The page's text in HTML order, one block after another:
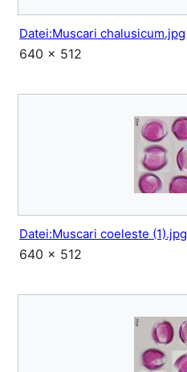
Datei:Muscari chalusicum.jpg
640 × 512
Datei:Muscari coeleste (1).jpg
640 × 512